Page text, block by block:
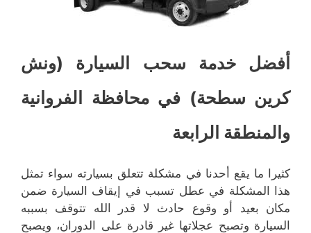
أفضل خدمة سحب السيارة (ونش
كرين سطحة) في محافظة الفروانية
والمنطقة الرابعة
كثيرا ما يقع أحدنا في مشكلة تتعلق بسيارته سواء تمثل
هذا المشكلة في عطل تسبب في إيقاف السيارة ضمن
مكان بعيد أو وقوع حادث لا قدر الله تتوقف بسببه
السيارة وتصبح عجلاتها غير قادرة على الدوران، ويصبح